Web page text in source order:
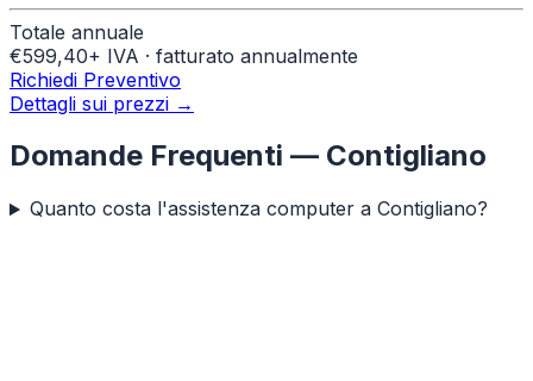
Totale annuale
€599,40+ IVA · fatturato annualmente
Richiedi Preventivo
Dettagli sui prezzi →
Domande Frequenti — Contigliano
Quanto costa l'assistenza computer a Contigliano?